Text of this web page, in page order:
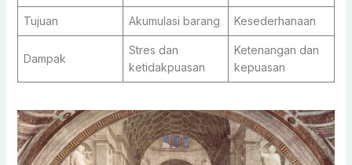
Tujuan Akumulasi barang Kesederhanaan
Dampak
Stres dan
ketidakpuasan
Ketenangan dan
kepuasan